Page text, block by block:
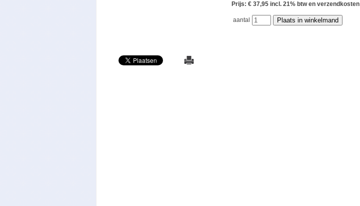
Prijs: € 37,95 incl. 21% btw en
aantal